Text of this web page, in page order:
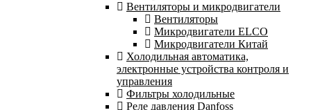
Вентиляторы и микродвигатели
Вентиляторы
Микродвигатели ELCO
Микродвигатели Китай
Холодильная автоматика,
электронные устройства контроля и
управления
Фильтры холодильные
Реле давления Danfoss